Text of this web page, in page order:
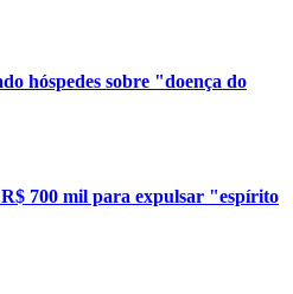
hóspedes sobre "doença do
700 mil para expulsar "espírito